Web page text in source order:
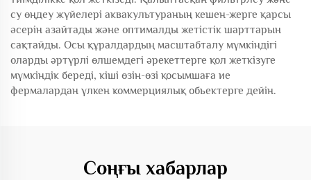
су өңдеу жүйелері аквакультураның кешен-жерге қарсы
әсерін азайтады және оптималды жетістік шарттарын
сақтайды. Осы құралдардың масштабталу мүмкіндігі
оларды әртүрлі өлшемдегі әрекеттерге қол жеткізуге
мүмкіндік береді, кіші өзін-өзі қосымшаға ие
фермалардан үлкен коммерциялық обьектерге дейін.
Соңғы хабарлар